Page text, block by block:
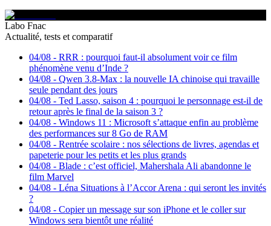
Labo Fnac
Actualité, tests et comparatif
04/08 - RRR : pourquoi faut-il absolument voir ce film
phénomène venu d’Inde ?
04/08 - Qwen 3.8-Max : la nouvelle IA chinoise qui travaille
seule pendant des jours
04/08 - Ted Lasso, saison 4 : pourquoi le personnage est-il de
retour après le final de la saison 3 ?
04/08 - Windows 11 : Microsoft s’attaque enfin au problème
des performances sur 8 Go de RAM
04/08 - Rentrée scolaire : nos sélections de livres, agendas et
papeterie pour les petits et les plus grands
04/08 - Blade : c’est officiel, Mahershala Ali abandonne le
film Marvel
04/08 - Léna Situations à l’Accor Arena : qui seront les invités
?
04/08 - Copier un message sur son iPhone et le coller sur
Windows sera bientôt une réalité